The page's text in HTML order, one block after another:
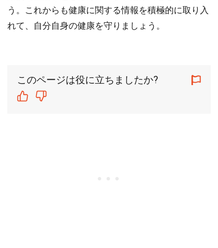
う。これからも健康に関する情報を積極的に取り入
れて、自分自身の健康を守りましょう。
このページは役に立ちましたか?